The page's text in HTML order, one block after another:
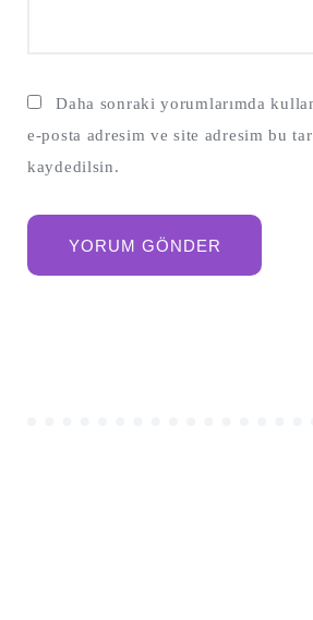
Daha sonraki yorumlarımda
e-posta adresim ve site adresim bu
kaydedilsin.